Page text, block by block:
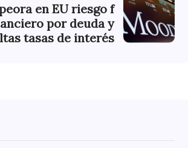
en EU riesgo f
por deuda y
tasas de interés